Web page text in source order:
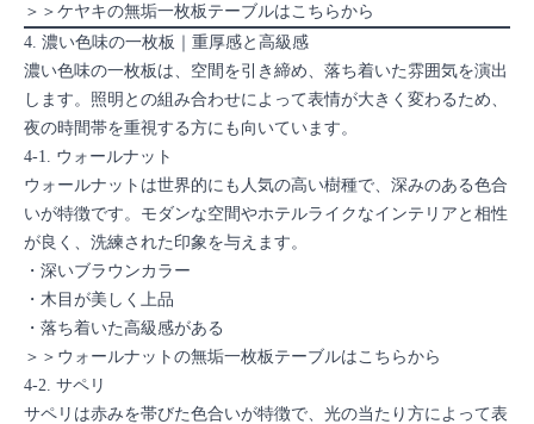
＞＞ケヤキの無垢一枚板テーブルはこちらから
4. 濃い色味の一枚板｜重厚感と高級感
濃い色味の一枚板は、空間を引き締め、落ち着いた雰囲気を演出
します。照明との組み合わせによって表情が大きく変わるため、
夜の時間帯を重視する方にも向いています。
4-1. ウォールナット
ウォールナットは世界的にも人気の高い樹種で、深みのある色合
いが特徴です。モダンな空間やホテルライクなインテリアと相性
が良く、洗練された印象を与えます。
・深いブラウンカラー
・木目が美しく上品
・落ち着いた高級感がある
＞＞ウォールナットの無垢一枚板テーブルはこちらから
4-2. サペリ
サペリは赤みを帯びた色合いが特徴で、光の当たり方によって表